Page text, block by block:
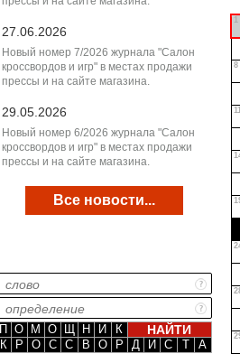
27.06.2026
Новый номер 7/2026 журнала "Салон
кроссвордов и игр" в местах продажи
прессы и на сайте магазина.
29.05.2026
Новый номер 6/2026 журнала "Салон
кроссвордов и игр" в местах продажи
прессы и на сайте магазина.
Все новости...
П О М О Щ Н И
К
К
Р О С С В О Р Д И С Т А
1
8